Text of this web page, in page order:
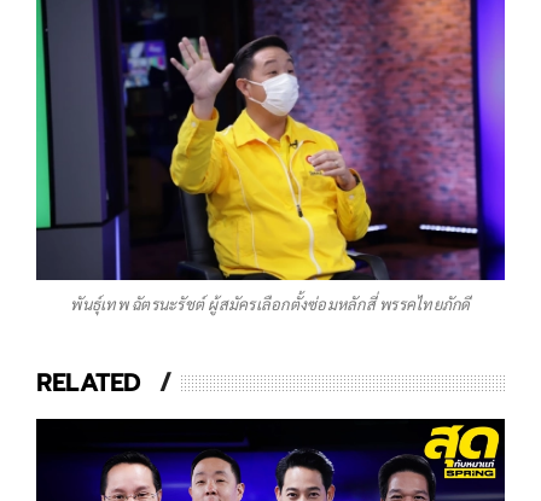
พันธุ์เทพ ฉัตรนะรัชต์ ผู้สมัครเลือกตั้งซ่อมหลักสี่ พรรคไทยภักดี
RELATED